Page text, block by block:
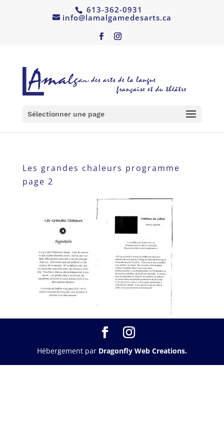
613-362-0931
info@lamalgamedesarts.ca
Sélectionner une page
Les grandes chaleurs programme
page 2
Hébergement par Dragonfly Web Creations.